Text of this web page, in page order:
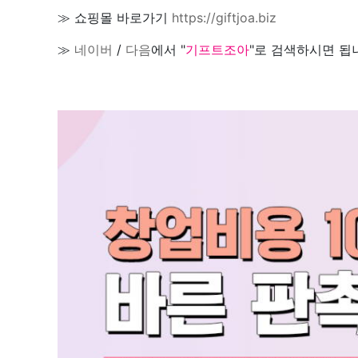
≫ 쇼핑몰 바로가기 https://giftjoa.biz
≫ 네이버 / 다음에서 "기프트조아"로 검색하시면 됩